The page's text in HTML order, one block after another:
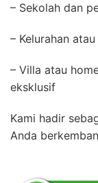
– Sekolah dan
– Kelurahan
– Villa atau
eksklusif
Kami hadir
Anda